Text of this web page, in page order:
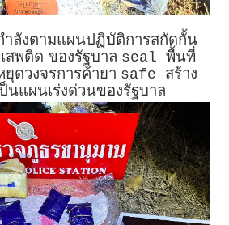
ำลังตามแผนปฏิบัติการสกัดกั้น
สพติด ของรัฐบาล seal พื้นที่
ยุดวงจรการค้ายา safe สร้าง
แผนเร่งด่วนของรัฐบาล